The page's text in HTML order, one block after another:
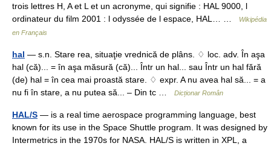
trois lettres H, A et L et un acronyme, qui signifie : HAL 9000, l
ordinateur du film 2001 : l odyssée de l espace, HAL… …
Wikipédia
en Français
hal — s.n. Stare rea, situaţie vrednică de plâns. ♢ loc. adv. În aşa
hal (că)... = în aşa măsură (că)... Într un hal... sau Într un hal fără
(de) hal = în cea mai proastă stare. ♢ expr. A nu avea hal să... = a
nu fi în stare, a nu putea să... – Din tc …
Dicționar Român
HAL/S — is a real time aerospace programming language, best
known for its use in the Space Shuttle program. It was designed by
Intermetrics in the 1970s for NASA. HAL/S is written in XPL, a